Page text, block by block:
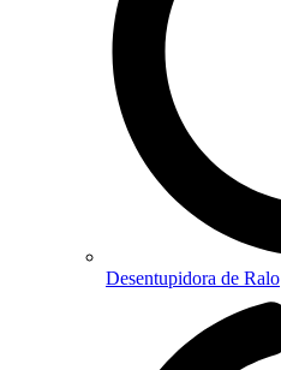
Desentupidora de Ralo